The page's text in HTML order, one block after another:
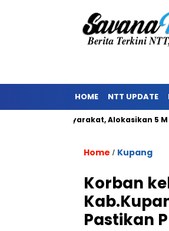
HOME NTT UPDATE
Masyarakat, Alokasikan 5 M Untuk
Home / Kupang
Korban
Pastikan